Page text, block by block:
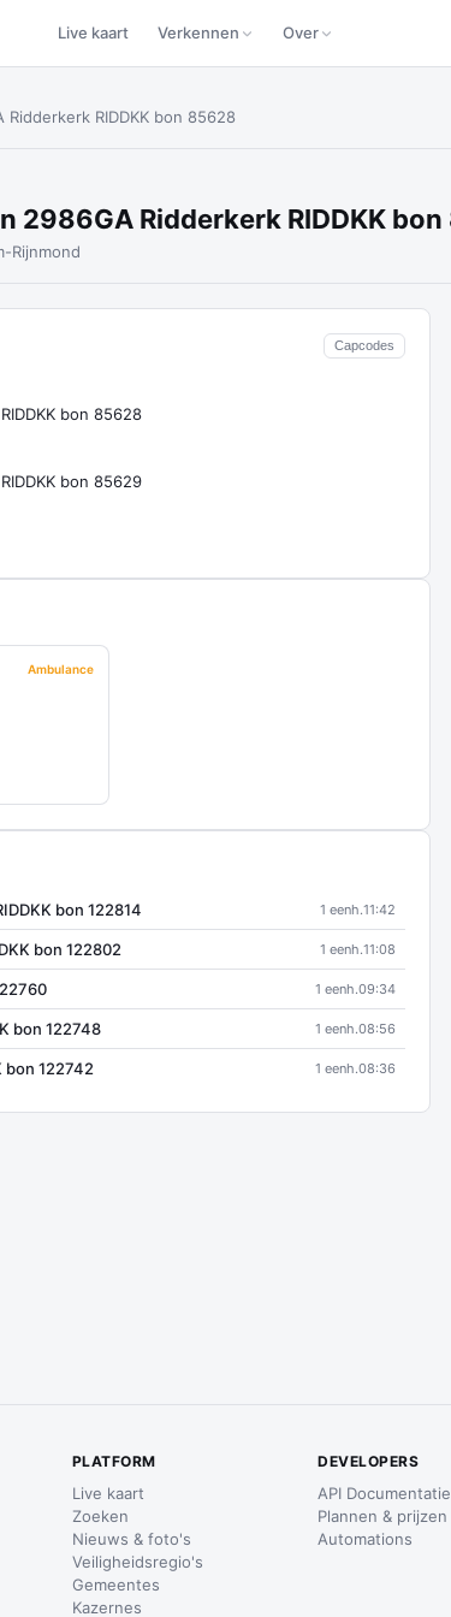
Live kaart Verkennen Over
Ridderkerk RIDDKK bon 85628
2986GA Ridderkerk RIDDKK
Rijnmond
Capcodes
bon 85628
bon 85629
Ambulance
bon 122814 1 eenh.11:42
bon 122802 1 eenh.11:08
1 eenh.09:34
bon 122748 1 eenh.08:56
bon 122742 1 eenh.08:36
PLATFORM
Live kaart
Zoeken
Nieuws & foto's
Veiligheidsregio's
Gemeentes
Kazernes
DEVELOPERS
API Documentatie
Plannen & prijzen
Automations